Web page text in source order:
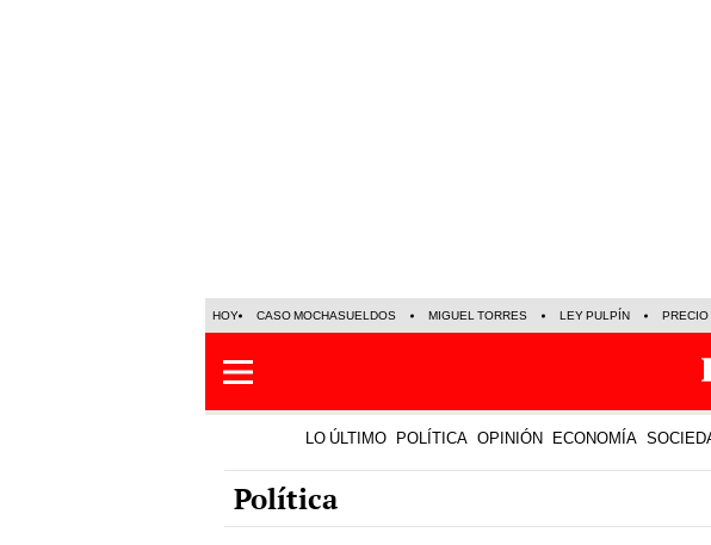
HOY CASO MOCHASUELDOS MIGUEL TORRES LEY PULPÍN PRECIO
LO ÚLTIMO POLÍTICA OPINIÓN ECONOMÍA
Política